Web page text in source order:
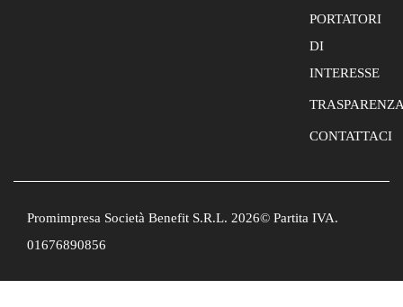
PORTATORI
DI
INTERESSE
CONTATTACI
Promimpresa Società Benefit S.R.L. 2026© Partita IVA.
01676890856